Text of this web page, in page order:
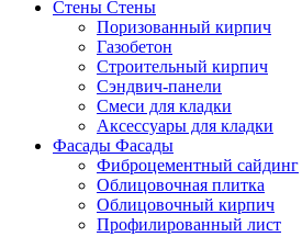
Стены Стены
Поризованный кирпич
Газобетон
Строительный кирпич
Сэндвич-панели
Смеси для кладки
Аксессуары для кладки
Фасады Фасады
Фиброцементный сайдинг
Облицовочная плитка
Облицовочный кирпич
Профилированный лист